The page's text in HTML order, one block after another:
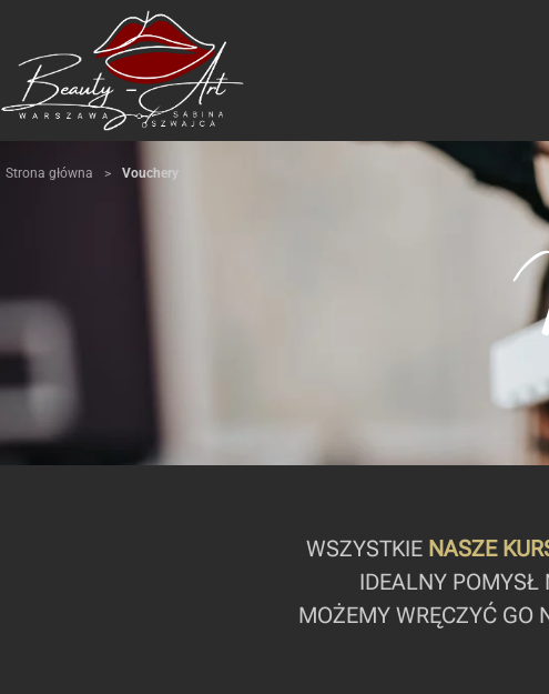
Strona główna > Vouchery
WSZYSTKIE NASZE
IDEALNY POMYSŁ
MOŻEMY WRĘCZYĆ GO